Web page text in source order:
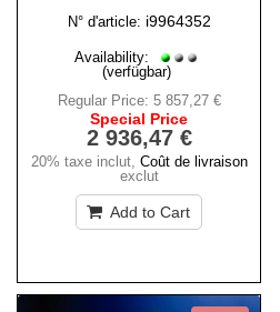
N° d'article: i9964352
Availability:
(verfügbar)
Regular Price: 5 857,27 €
Special Price
2 936,47 €
20% taxe inclut, Coût de livraison
exclut
Add to Cart